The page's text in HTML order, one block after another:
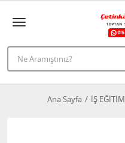
Ana Sayfa İŞ